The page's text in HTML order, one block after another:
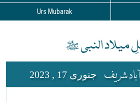
Urs Mubarak
میلاد النبی ﷺ
جنوری 17 , 2023 شریف